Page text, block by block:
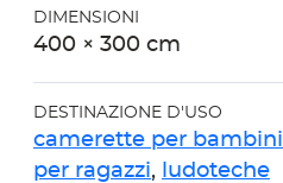
DIMENSIONI
400 × 300 cm
DESTINAZIONE D'USO
camerette per bambini
per ragazzi, ludoteche